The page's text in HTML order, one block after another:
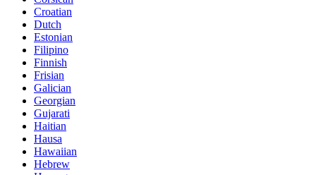
Croatian
Dutch
Estonian
Filipino
Finnish
Frisian
Galician
Georgian
Gujarati
Haitian
Hausa
Hawaiian
Hebrew